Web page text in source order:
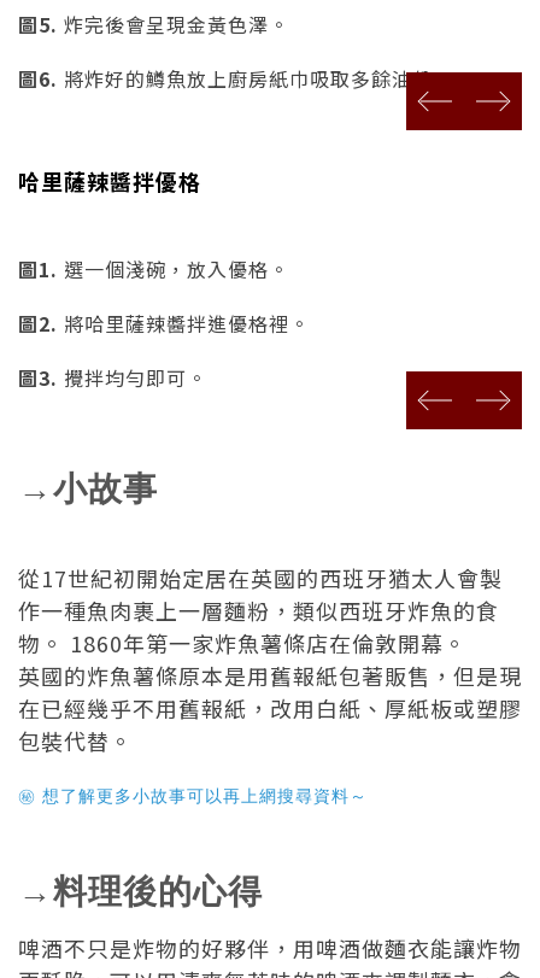
圖5. 炸完後會呈現金黃色澤。
圖6. 將炸好的鱒魚放上廚房紙巾吸取多餘油份。
prev next
哈里薩辣醬拌優格
圖1. 選一個淺碗，放入優格。
圖2. 將哈里薩辣醬拌進優格裡。
圖3. 攪拌均勻即可。
prev next
→小故事
從17世紀初開始定居在英國的西班牙猶太人會製
作一種魚肉裹上一層麵粉，類似西班牙炸魚的食
物。 1860年第一家炸魚薯條店在倫敦開幕。
英國的炸魚薯條原本是用舊報紙包著販售，但是現
在已經幾乎不用舊報紙，改用白紙、厚紙板或塑膠
包裝代替。
㊙ 想了解更多小故事可以再上網搜尋資料～
→料理後的心得
啤酒不只是炸物的好夥伴，用啤酒做麵衣能讓炸物